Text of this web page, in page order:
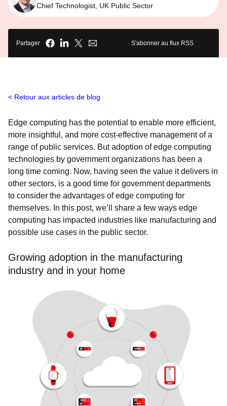
Chief Technologist, UK Public Sector
Partager S'abonner au flux RSS
Retour aux articles de blog
Edge computing has the potential to enable more efficient,
more insightful, and more cost-effective management of a
range of public services. But adoption of edge computing
technologies by government organizations has been a
long time coming. Now, having seen the value it delivers in
other sectors, is a good time for government departments
to consider the advantages of edge computing for
themselves. In this post, we’ll share a few ways edge
computing has impacted industries like manufacturing and
possible use cases in the public sector.
Growing adoption in the manufacturing
industry and in your home